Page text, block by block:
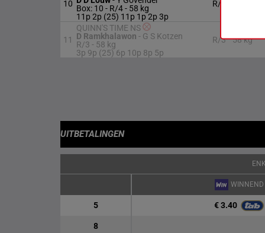
10 Box: 10 - R/4 - 58 kg
11p 2p (25) 11p 1p 2p 3p
R/4
11
QUINN'S TIME NS
D Ramkhalawon - G S Kotzen
R/3 - 58 kg
3p 9p (25) 6p 10p 8p 5p
R/3 58 kg
UITBETALINGEN
WINNEND
5 € 3.40
8